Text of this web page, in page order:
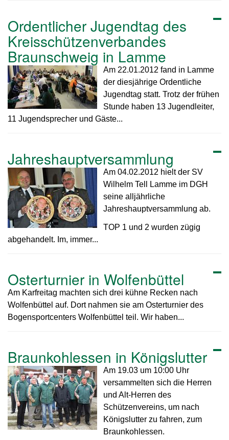
Ordentlicher Jugendtag des
Kreisschützenverbandes
Braunschweig in Lamme
Am 22.01.2012 fand in Lamme
der diesjährige Ordentliche
Jugendtag statt. Trotz der frühen
Stunde haben 13 Jugendleiter,
11 Jugendsprecher und Gäste...
Jahreshauptversammlung
Am 04.02.2012 hielt der SV
Wilhelm Tell Lamme im DGH
seine alljährliche
Jahreshauptversammlung ab.
TOP 1 und 2 wurden zügig
abgehandelt. Im, immer...
Osterturnier in Wolfenbüttel
Am Karfreitag machten sich drei kühne Recken nach
Wolfenbüttel auf. Dort nahmen sie am Osterturnier des
Bogensportcenters Wolfenbüttel teil. Wir haben...
Braunkohlessen in Königslutter
Am 19.03 um 10:00 Uhr
versammelten sich die Herren
und Alt-Herren des
Schützenvereins, um nach
Königslutter zu fahren, zum
Braunkohlessen.